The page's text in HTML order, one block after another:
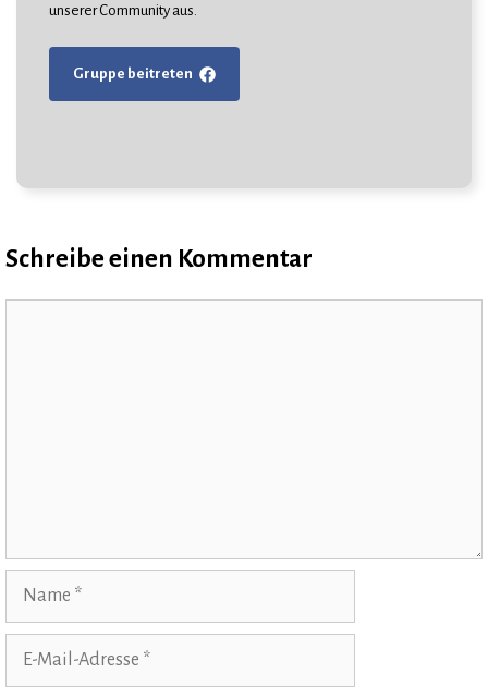
unserer Community aus.
Gruppe beitreten
Schreibe einen Kommentar